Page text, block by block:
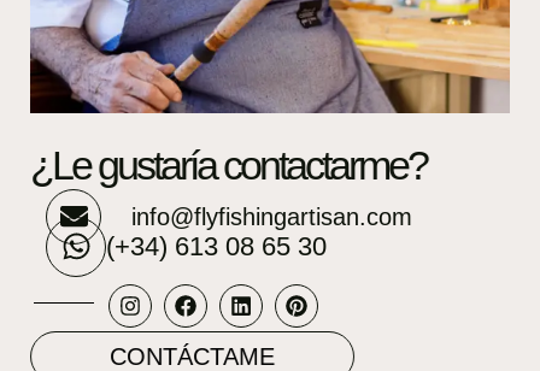
¿Le gustaría contactarme?
info@flyfishingartisan.com
(+34) 613 08 65 30
CONTÁCTAME